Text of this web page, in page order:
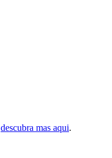
descubra mas aqui.